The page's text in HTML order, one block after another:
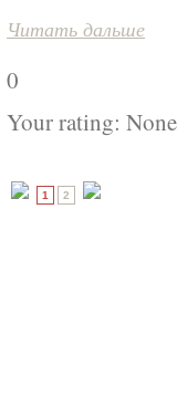
Читать дальше
0
Your rating: None
1 2